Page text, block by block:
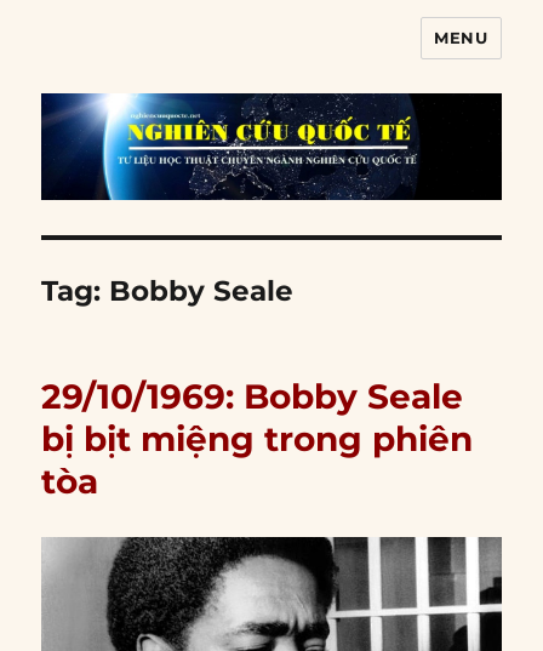
MENU
Tag: Bobby Seale
29/10/1969: Bobby Seale
bị bịt miệng trong phiên
tòa